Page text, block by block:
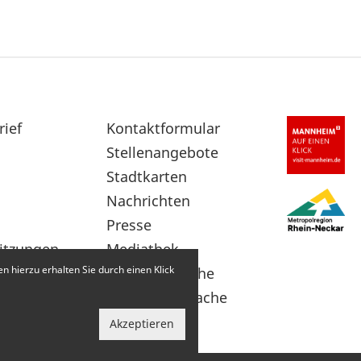
Sekundärnavigation
im
Fußbereich
Kontaktformular
Stellenangebote
Stadtkarten
Nachrichten
Presse
Mediathek
Leichte Sprache
Gebärdensprache
hierzu erhalten Sie durch einen Klick
Akzeptieren